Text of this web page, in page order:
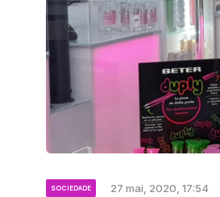
SOCIEDADE 27 mai, 2020, 17:54